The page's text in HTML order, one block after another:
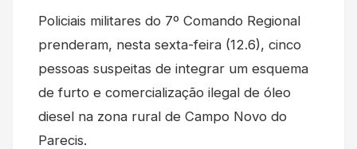
Policiais militares do 7º Comando Regional
prenderam, nesta sexta-feira (12.6), cinco
pessoas suspeitas de integrar um esquema
de furto e comercialização ilegal de óleo
diesel na zona rural de Campo Novo do
Parecis.